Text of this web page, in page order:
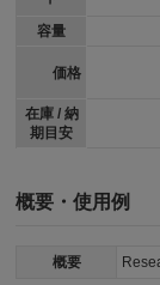
容量
価格
在庫 / 納
期目安
概要・使用例
概要